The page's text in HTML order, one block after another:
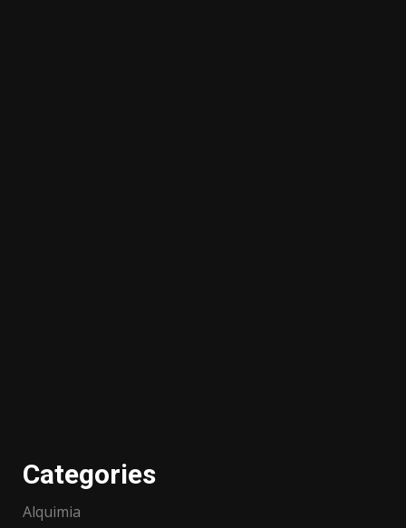
Categories
Alquimia